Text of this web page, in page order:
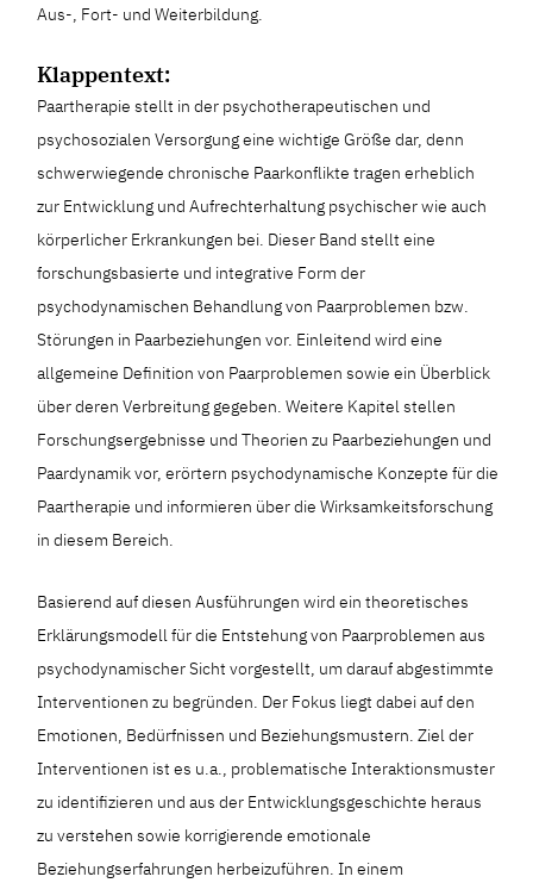
Aus-, Fort- und Weiterbildung.
Klappentext:
Paartherapie stellt in der psychotherapeutischen und
psychosozialen Versorgung eine wichtige Größe dar, denn
schwerwiegende chronische Paarkonflikte tragen erheblich
zur Entwicklung und Aufrechterhaltung psychischer wie auch
körperlicher Erkrankungen bei. Dieser Band stellt eine
forschungsbasierte und integrative Form der
psychodynamischen Behandlung von Paarproblemen bzw.
Störungen in Paarbeziehungen vor. Einleitend wird eine
allgemeine Definition von Paarproblemen sowie ein Überblick
über deren Verbreitung gegeben. Weitere Kapitel stellen
Forschungsergebnisse und Theorien zu Paarbeziehungen und
Paardynamik vor, erörtern psychodynamische Konzepte für die
Paartherapie und informieren über die Wirksamkeitsforschung
in diesem Bereich.
Basierend auf diesen Ausführungen wird ein theoretisches
Erklärungsmodell für die Entstehung von Paarproblemen aus
psychodynamischer Sicht vorgestellt, um darauf abgestimmte
Interventionen zu begründen. Der Fokus liegt dabei auf den
Emotionen, Bedürfnissen und Beziehungsmustern. Ziel der
Interventionen ist es u.a., problematische Interaktionsmuster
zu identifizieren und aus der Entwicklungsgeschichte heraus
zu verstehen sowie korrigierende emotionale
Beziehungserfahrungen herbeizuführen. In einem